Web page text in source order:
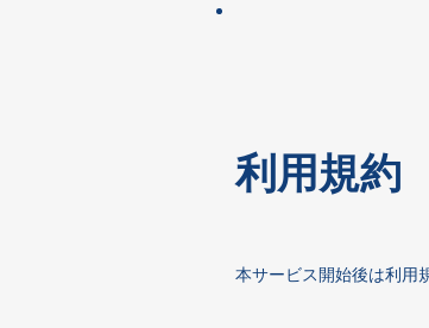
​利用規約
本サービス開始後は利用